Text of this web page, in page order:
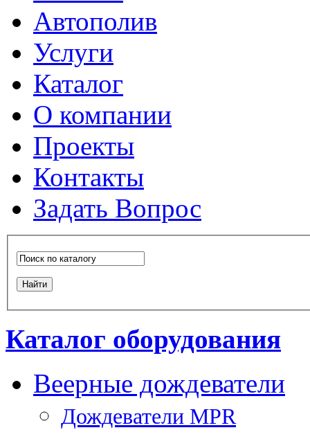
Автополив
Услуги
Каталог
О компании
Проекты
Контакты
Задать Вопрос
Каталог оборудования
Веерные дождеватели
Дождеватели MPR